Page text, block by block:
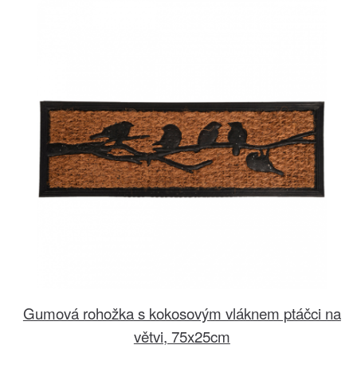
Gumová rohožka s kokosovým vláknem ptáčci na
větvi, 75x25cm